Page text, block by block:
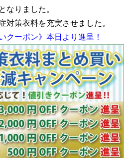
なりました。
対策衣料を充実させました。
クーポン》本日より進呈！